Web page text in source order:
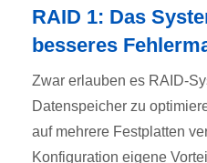
RAID 1: Das
besseres
Zwar erlauben es RAID-
Datenspeicher zu
auf mehrere Festplatten
Konfiguration eigene